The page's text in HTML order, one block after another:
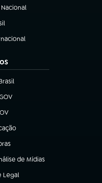
aba)
nova aba)
aba)
aba)
aba)
nova aba)
aba)
aba)
de Mídias
Legal
aba)